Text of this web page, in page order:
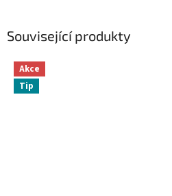
Související produkty
Akce
Tip